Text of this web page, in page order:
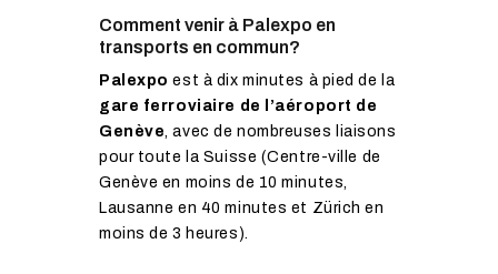
Comment venir à Palexpo en
transports en commun?
Palexpo est à dix minutes à pied de la
gare ferroviaire de l’aéroport de
Genève, avec de nombreuses liaisons
pour toute la Suisse (Centre-ville de
Genève en moins de 10 minutes,
Lausanne en 40 minutes et Zürich en
moins de 3 heures).